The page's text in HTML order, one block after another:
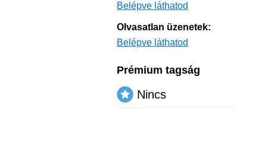
Belépve láthatod
Olvasatlan üzenetek:
Belépve láthatod
Prémium tagság
Nincs